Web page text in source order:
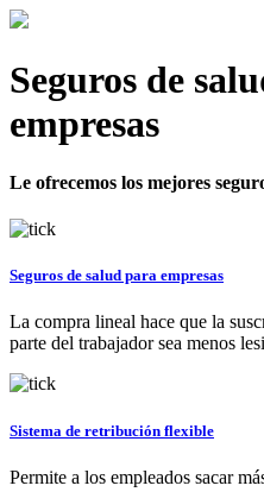
Seguros de
empresas
Le ofrecemos los mejores
Seguros de salud para empresas
La compra lineal hace que la
parte del trabajador sea menos
Sistema de retribución flexible
Permite a los empleados sacar